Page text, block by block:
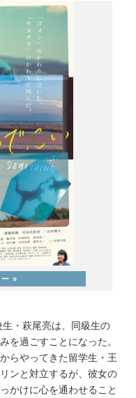
・萩尾亮は、同級生の
を過ごすことになった。
らやってきた留学生・王
ンと対立するが、彼女の
かけに心を通わせること